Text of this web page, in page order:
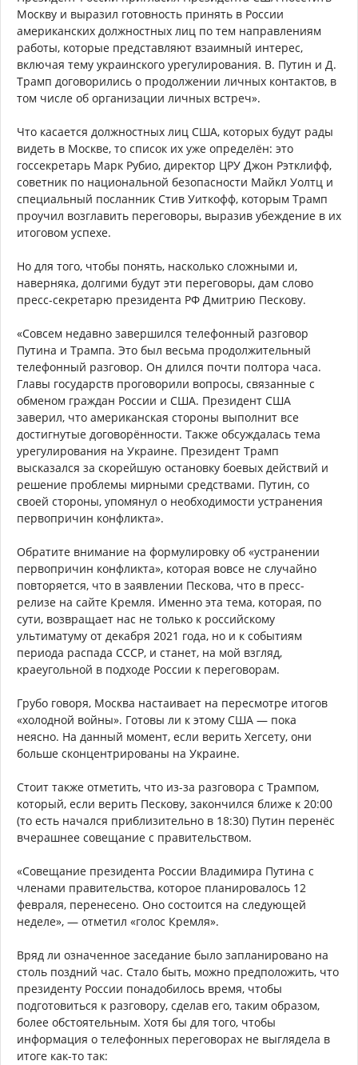
Москву и выразил готовность принять в России
американских должностных лиц по тем направлениям
работы, которые представляют взаимный интерес,
включая тему украинского урегулирования. В. Путин и Д.
Трамп договорились о продолжении личных контактов, в
том числе об организации личных встреч».
Что касается должностных лиц США, которых будут рады
видеть в Москве, то список их уже определён: это
госсекретарь Марк Рубио, директор ЦРУ Джон Рэтклифф,
советник по национальной безопасности Майкл Уолтц и
специальный посланник Стив Уиткофф, которым Трамп
проучил возглавить переговоры, выразив убеждение в их
итоговом успехе.
Но для того, чтобы понять, насколько сложными и,
наверняка, долгими будут эти переговоры, дам слово
пресс-секретарю президента РФ Дмитрию Пескову.
«Совсем недавно завершился телефонный разговор
Путина и Трампа. Это был весьма продолжительный
телефонный разговор. Он длился почти полтора часа.
Главы государств проговорили вопросы, связанные с
обменом граждан России и США. Президент США
заверил, что американская стороны выполнит все
достигнутые договорённости. Также обсуждалась тема
урегулирования на Украине. Президент Трамп
высказался за скорейшую остановку боевых действий и
решение проблемы мирными средствами. Путин, со
своей стороны, упомянул о необходимости устранения
первопричин конфликта».
Обратите внимание на формулировку об «устранении
первопричин конфликта», которая вовсе не случайно
повторяется, что в заявлении Пескова, что в пресс-
релизе на сайте Кремля. Именно эта тема, которая, по
сути, возвращает нас не только к российскому
ультиматуму от декабря 2021 года, но и к событиям
периода распада СССР, и станет, на мой взгляд,
краеугольной в подходе России к переговорам.
Грубо говоря, Москва настаивает на пересмотре итогов
«холодной войны». Готовы ли к этому США — пока
неясно. На данный момент, если верить Хегсету, они
больше сконцентрированы на Украине.
Стоит также отметить, что из-за разговора с Трампом,
который, если верить Пескову, закончился ближе к 20:00
(то есть начался приблизительно в 18:30) Путин перенёс
вчерашнее совещание с правительством.
«Совещание президента России Владимира Путина с
членами правительства, которое планировалось 12
февраля, перенесено. Оно состоится на следующей
неделе», — отметил «голос Кремля».
Вряд ли означенное заседание было запланировано на
столь поздний час. Стало быть, можно предположить, что
президенту России понадобилось время, чтобы
подготовиться к разговору, сделав его, таким образом,
более обстоятельным. Хотя бы для того, чтобы
информация о телефонных переговорах не выглядела в
итоге как-то так: